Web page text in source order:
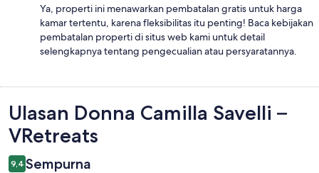
Ya, properti ini menawarkan pembatalan gratis untuk harga
kamar tertentu, karena fleksibilitas itu penting! Baca kebijakan
pembatalan properti di situs web kami untuk detail
selengkapnya tentang pengecualian atau persyaratannya.
Ulasan
Ulasan Donna Camilla Savelli –
VRetreats
9,4 Sempurna